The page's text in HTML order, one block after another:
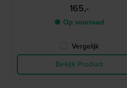
165,-
● Op voorraad
Vergelijk
Bekijk Product